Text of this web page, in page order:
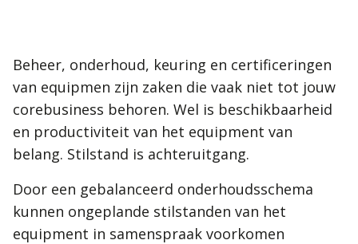
Beheer, onderhoud, keuring en certificeringen
van equipmen zijn zaken die vaak niet tot jouw
corebusiness behoren. Wel is beschikbaarheid
en productiviteit van het equipment van
belang. Stilstand is achteruitgang.
Door een gebalanceerd onderhoudsschema
kunnen ongeplande stilstanden van het
equipment in samenspraak voorkomen